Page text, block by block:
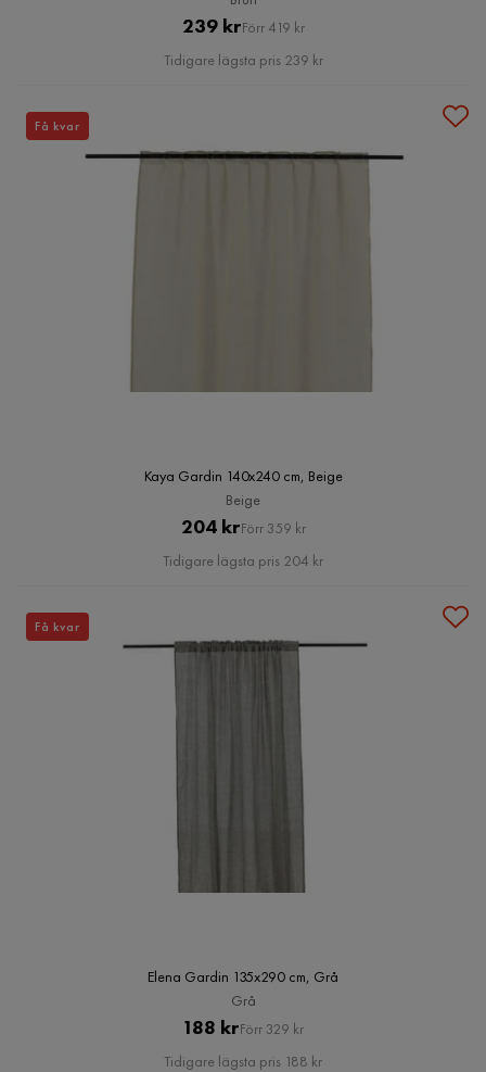
Pris
239 krOriginal
Pris
Förr 419 kr
Tidigare lägsta pris 239 kr
Kaya Gardin 140x240 cm, Beige
Beige
Pris
204 krOriginal
Pris
Förr 359 kr
Tidigare lägsta pris 204 kr
Få kvar
Elena Gardin 135x290 cm, Grå
Grå
Pris
188 krOriginal
Pris
Förr 329 kr
Tidigare lägsta pris 188 kr
Få kvar